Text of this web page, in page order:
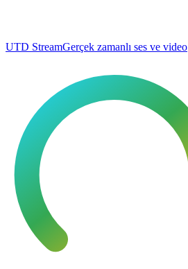
UTD StreamGerçek zamanlı ses ve video